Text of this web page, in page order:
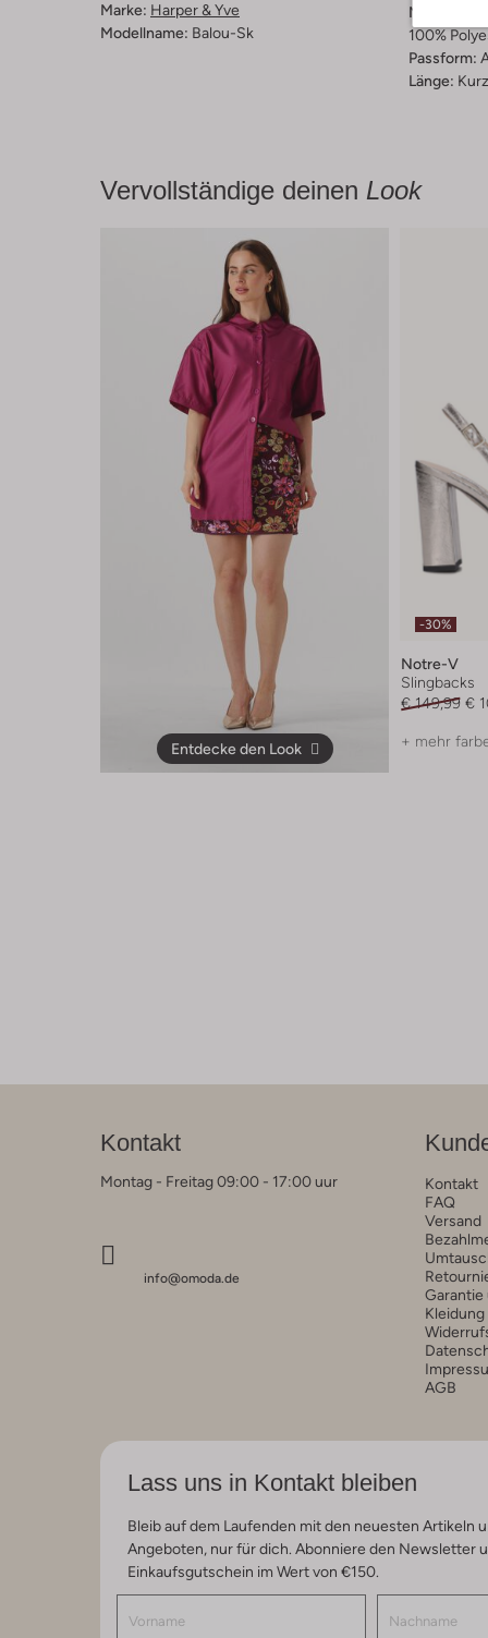
Marke: Harper & Yve
Modellname: Balou-Sk
100%
Passform:
Länge: Kurz
Vervollständige deinen Look
Entdecke den Look
-30%
Notre-V
Slingbacks
€ 149,99 €
+ mehr
Kontakt
Montag - Freitag 09:00 - 17:00 uur
info@omoda.de
Kontakt
FAQ
Versand
Garantie
AGB
Lass uns in Kontakt bleiben
Bleib auf dem Laufenden mit den neuesten Artikeln
Angeboten, nur für dich. Abonniere den Newsletter
Einkaufsgutschein im Wert von €150.